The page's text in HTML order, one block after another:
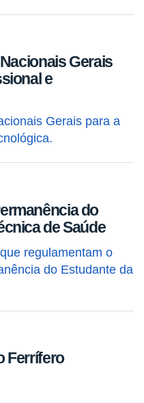
Gerais
e
Gerais para a
do
de Saúde
regulamentam o
do Estudante da
Ferrífero